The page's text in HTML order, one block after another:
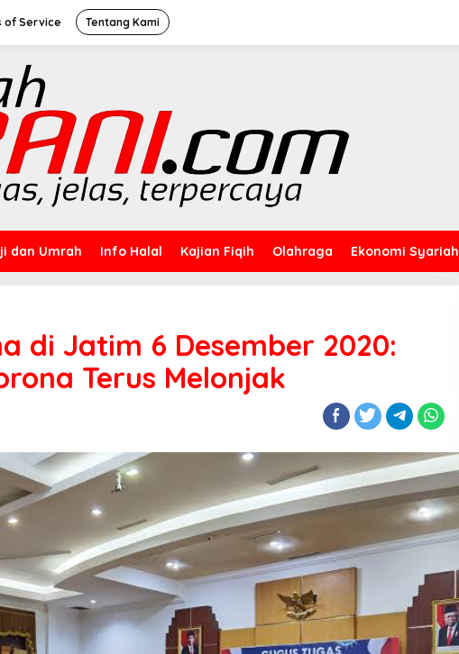
of Service Tentang Kami
dan Umrah Info Halal Kajian Fiqih Olahraga Ekonomi Syariah
di Jatim 6 Desember 2020:
Terus Melonjak